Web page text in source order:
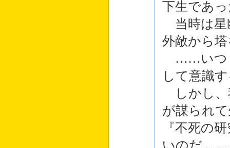
下生であ
当時は星
外敵から
……いつ
して意識
しかし、
が謀られ
『不死の
いのだ……